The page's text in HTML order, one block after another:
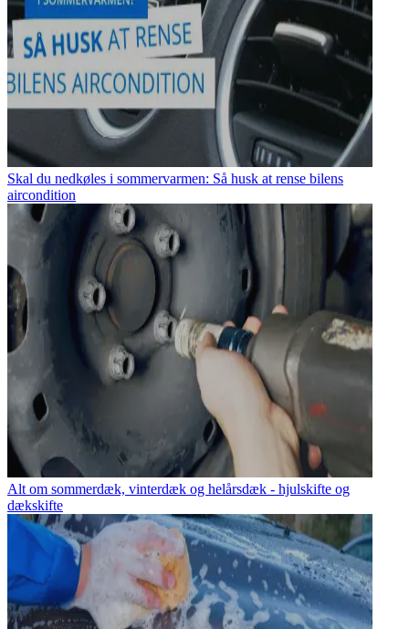
Skal du nedkøles i sommervarmen: Så husk at rense bilens
aircondition
Alt om sommerdæk, vinterdæk og helårsdæk - hjulskifte og
dækskifte